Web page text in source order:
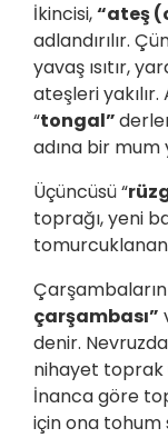
İkincisi,“ateş
adlandırılır.
yavaş ısıtır,
ateşleri
“tongal”
adına bir mum
Üçüncüsü “
toprağı, yeni
çarşambası”
denir.
nihayet toprak
İnanca göre
için ona tohum